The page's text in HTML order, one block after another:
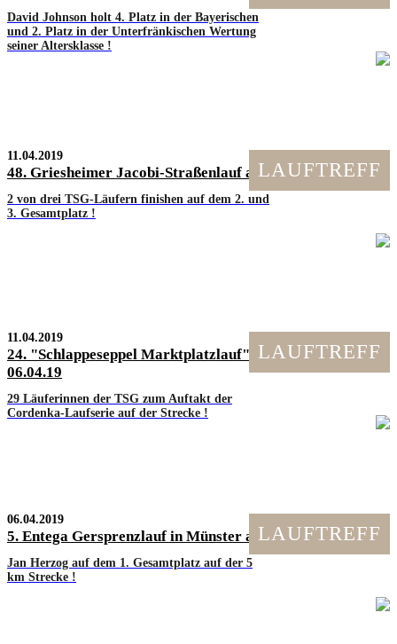
David Johnson holt 4. Platz in der Bayerischen
und 2. Platz in der Unterfränkischen Wertung
seiner Altersklasse !
LAUFTREFF
11.04.2019
48. Griesheimer Jacobi-Straßenlauf am 07.04.19
2 von drei TSG-Läufern finishen auf dem 2. und
3. Gesamtplatz !
LAUFTREFF
11.04.2019
24. "Schlappeseppel Marktplatzlauf" in Großostheim am
06.04.19
29 Läuferinnen der TSG zum Auftakt der
Cordenka-Laufserie auf der Strecke !
LAUFTREFF
06.04.2019
5. Entega Gersprenzlauf in Münster am 31.03.19
Jan Herzog auf dem 1. Gesamtplatz auf der 5
km Strecke !